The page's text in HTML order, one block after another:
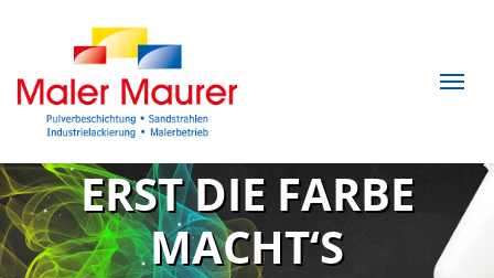
ERST DIE FARBE
MACHT‘S